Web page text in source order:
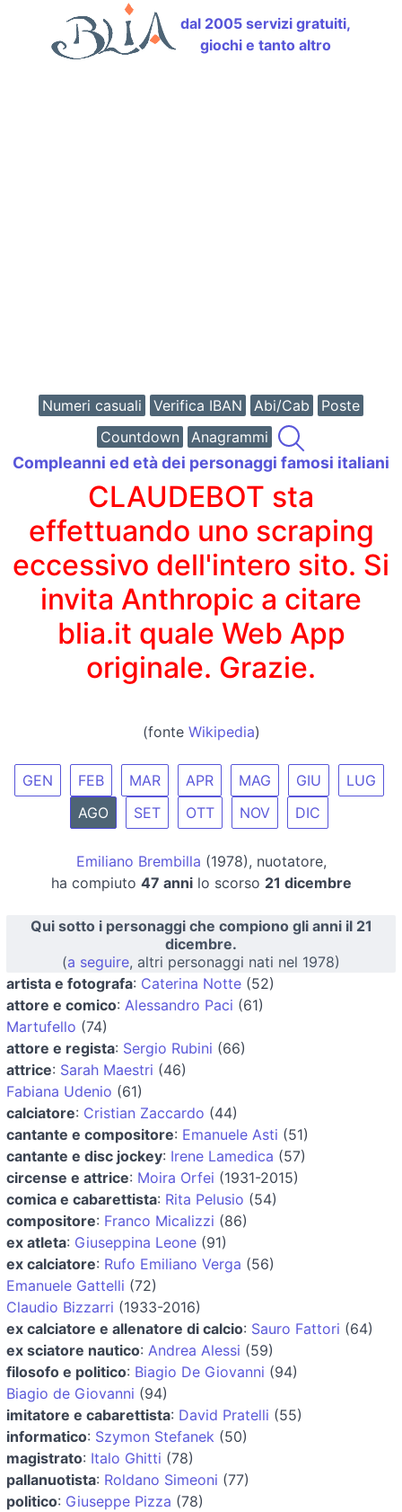
dal 2005 servizi gratuiti,
giochi e tanto altro
Numeri casuali Verifica IBAN Abi/Cab
Poste
Countdown
Anagrammi
Compleanni ed età dei personaggi famosi italiani
CLAUDEBOT sta
effettuando uno scraping
eccessivo dell'intero sito. Si
invita Anthropic a citare
blia.it quale Web App
originale. Grazie.
(fonte Wikipedia)
GEN FEB MAR APR MAG GIU
LUG
AGO
SET OTT NOV DIC
Emiliano Brembilla (1978), nuotatore,
ha compiuto 47 annilo scorso 21 dicembre
Qui sotto i personaggi che compiono gli anni il 21
dicembre.
(a seguire, altri personaggi nati nel 1978)
artista e fotografa: Caterina Notte (52)
attore e comico: Alessandro Paci (61)
Martufello (74)
attore e regista: Sergio Rubini (66)
attrice: Sarah Maestri (46)
Fabiana Udenio (61)
calciatore: Cristian Zaccardo (44)
cantante e compositore: Emanuele Asti (51)
cantante e disc jockey: Irene Lamedica (57)
circense e attrice: Moira Orfei (1931-2015)
comica e cabarettista: Rita Pelusio (54)
compositore: Franco Micalizzi (86)
ex atleta: Giuseppina Leone (91)
ex calciatore: Rufo Emiliano Verga (56)
Emanuele Gattelli (72)
Claudio Bizzarri (1933-2016)
ex calciatore e allenatore di calcio: Sauro Fattori (64)
ex sciatore nautico: Andrea Alessi (59)
filosofo e politico: Biagio De Giovanni (94)
Biagio de Giovanni (94)
imitatore e cabarettista: David Pratelli (55)
informatico: Szymon Stefanek (50)
magistrato: Italo Ghitti (78)
pallanuotista: Roldano Simeoni (77)
politico: Giuseppe Pizza (78)